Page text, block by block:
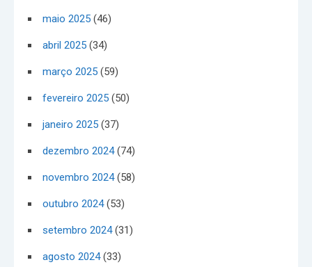
maio 2025 (46)
abril 2025 (34)
março 2025 (59)
fevereiro 2025 (50)
janeiro 2025 (37)
dezembro 2024(74)
novembro 2024(58)
outubro 2024(53)
setembro 2024(31)
agosto 2024(33)